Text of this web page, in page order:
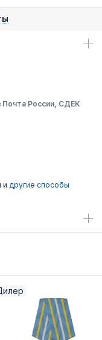
Почта России, СДЕК
и другие способы